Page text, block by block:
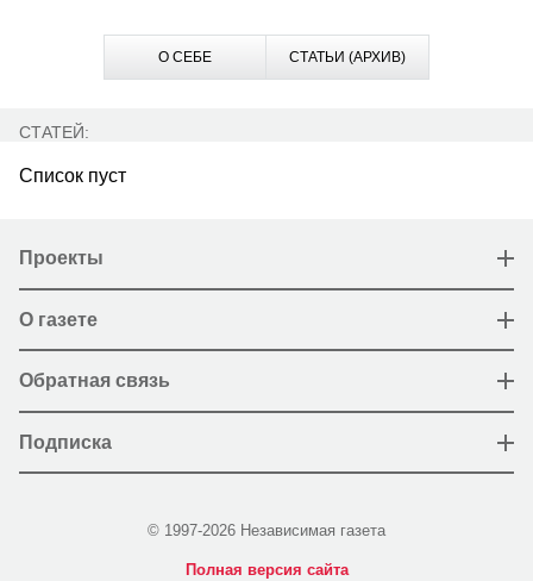
О СЕБЕ СТАТЬИ (АРХИВ)
СТАТЕЙ:
Список пуст
Проекты
О газете
Обратная связь
Подписка
© 1997-2026 Независимая газета
Полная версия сайта